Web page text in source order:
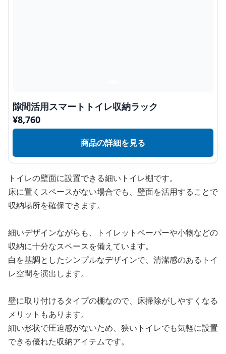
隙間活用スマートトイレ収納ラック
¥8,760
商品の詳細を見る
トイレの壁面に設置できる細いトイレ棚です。
床に置くスペースがない場合でも、壁面を活用することで
収納場所を確保できます。
細いデザインながらも、トイレットペーパーや小物などの
収納に十分なスペースを備えています。
白を基調としたシンプルなデザインで、清潔感のあるトイ
レ空間を演出します。
壁に取り付けるタイプの棚なので、床掃除がしやすくなる
メリットもあります。
細い形状で圧迫感がないため、狭いトイレでも気軽に設置
できる優れた収納アイテムです。